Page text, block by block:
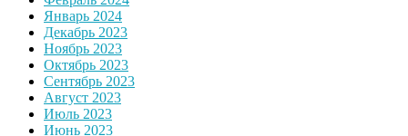
Январь 2024
Декабрь 2023
Ноябрь 2023
Октябрь 2023
Сентябрь 2023
Август 2023
Июль 2023
Июнь 2023